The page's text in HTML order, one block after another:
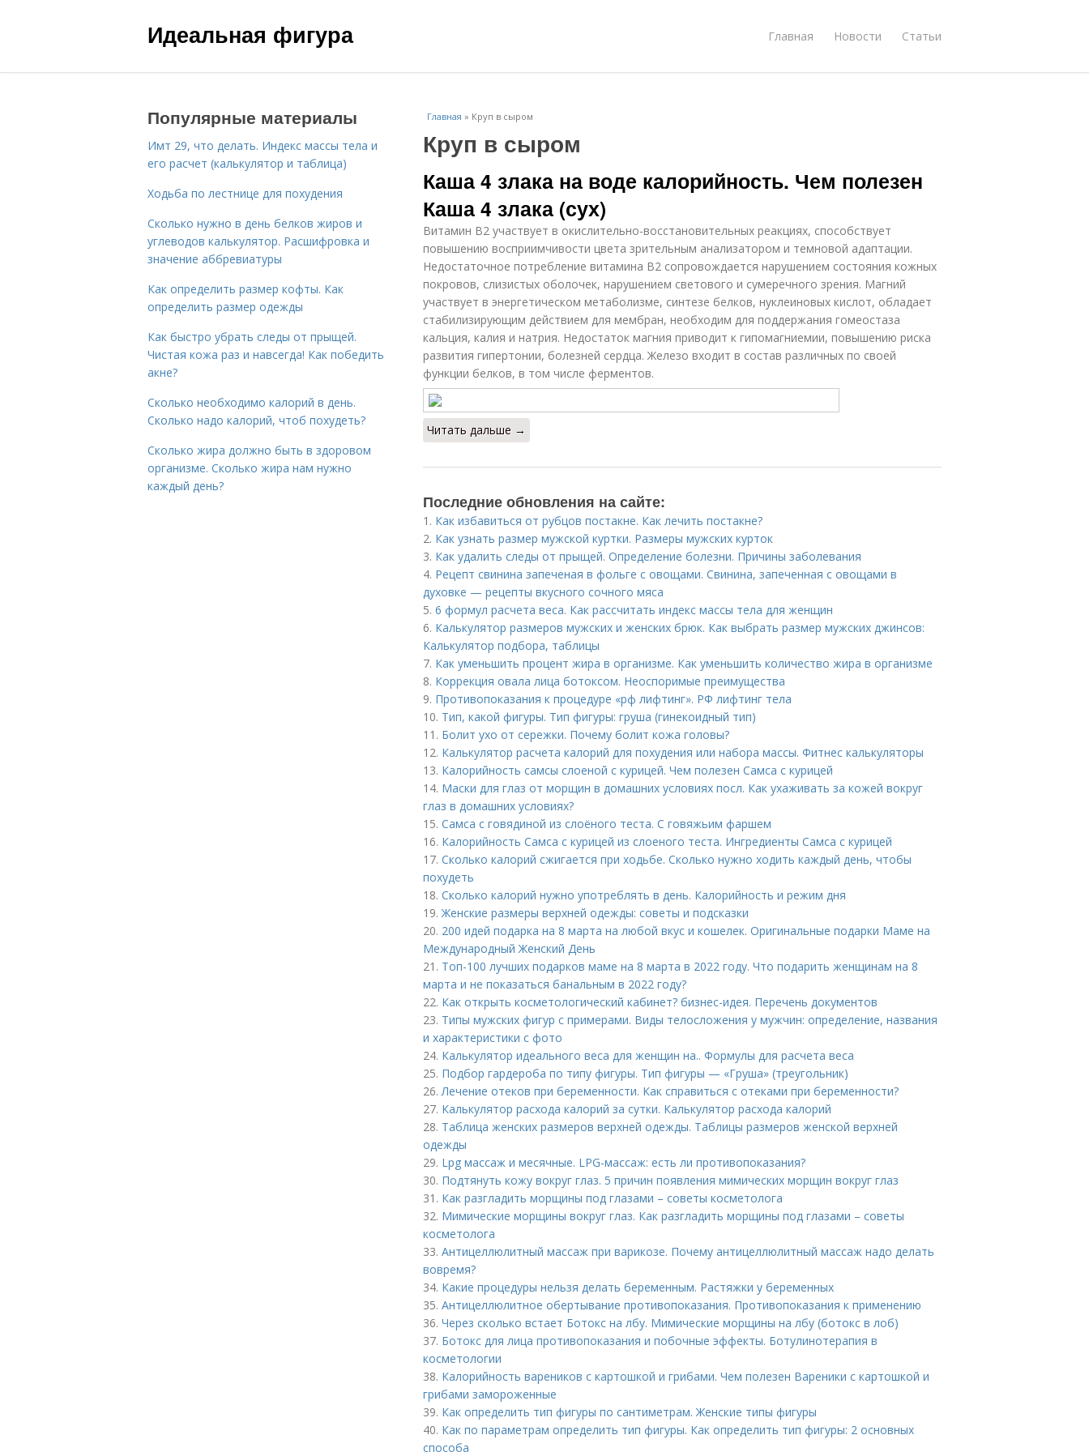
Идеальная фигура Главная Новости Статьи
Главная » Круп в сыром
Круп в сыром
Каша 4 злака на воде калорийность. Чем полезен
Каша 4 злака (сух)
Витамин В2 участвует в окислительно-восстановительных реакциях, способствует
повышению восприимчивости цвета зрительным анализатором и темновой адаптации.
Недостаточное потребление витамина В2 сопровождается нарушением состояния кожных
покровов, слизистых оболочек, нарушением светового и сумеречного зрения. Магний
участвует в энергетическом метаболизме, синтезе белков, нуклеиновых кислот, обладает
стабилизирующим действием для мембран, необходим для поддержания гомеостаза
кальция, калия и натрия. Недостаток магния приводит к гипомагниемии, повышению риска
развития гипертонии, болезней сердца. Железо входит в состав различных по своей
функции белков, в том числе ферментов.
Читать дальше →
Последние обновления на сайте:
1. Как избавиться от рубцов постакне. Как лечить постакне?
2. Как узнать размер мужской куртки. Размеры мужских курток
3. Как удалить следы от прыщей. Определение болезни. Причины заболевания
4. Рецепт свинина запеченая в фольге с овощами. Свинина, запеченная с овощами в
духовке — рецепты вкусного сочного мяса
5. 6 формул расчета веса. Как рассчитать индекс массы тела для женщин
6. Калькулятор размеров мужских и женских брюк. Как выбрать размер мужских джинсов:
Калькулятор подбора, таблицы
7. Как уменьшить процент жира в организме. Как уменьшить количество жира в организме
8. Коррекция овала лица ботоксом. Неоспоримые преимущества
9. Противопоказания к процедуре «рф лифтинг». РФ лифтинг тела
10. Тип, какой фигуры. Тип фигуры: груша (гинекоидный тип)
11. Болит ухо от сережки. Почему болит кожа головы?
12. Калькулятор расчета калорий для похудения или набора массы. Фитнес калькуляторы
13. Калорийность самсы слоеной с курицей. Чем полезен Самса с курицей
14. Маски для глаз от морщин в домашних условиях посл. Как ухаживать за кожей вокруг
глаз в домашних условиях?
15. Самса с говядиной из слоёного теста. С говяжьим фаршем
16. Калорийность Самса с курицей из слоеного теста. Ингредиенты Самса с курицей
17. Сколько калорий сжигается при ходьбе. Сколько нужно ходить каждый день, чтобы
похудеть
18. Сколько калорий нужно употреблять в день. Калорийность и режим дня
19.Женские размеры верхней одежды: советы и подсказки
20. 200 идей подарка на 8 марта на любой вкус и кошелек. Оригинальные подарки Маме на
Международный Женский День
21. Топ-100 лучших подарков маме на 8 марта в 2022 году. Что подарить женщинам на 8
марта и не показаться банальным в 2022 году?
22. Как открыть косметологический кабинет? бизнес-идея. Перечень документов
23. Типы мужских фигур с примерами. Виды телосложения у мужчин: определение, названия
и характеристики с фото
24. Калькулятор идеального веса для женщин на.. Формулы для расчета веса
25. Подбор гардероба по типу фигуры. Тип фигуры — «Груша» (треугольник)
26.Лечение отеков при беременности. Как справиться с отеками при беременности?
27. Калькулятор расхода калорий за сутки. Калькулятор расхода калорий
28. Таблица женских размеров верхней одежды. Таблицы размеров женской верхней
одежды
29. Lpg массаж и месячные. LPG-массаж: есть ли противопоказания?
30. Подтянуть кожу вокруг глаз. 5 причин появления мимических морщин вокруг глаз
31. Как разгладить морщины под глазами – советы косметолога
32. Мимические морщины вокруг глаз. Как разгладить морщины под глазами – советы
косметолога
33. Антицеллюлитный массаж при варикозе. Почему антицеллюлитный массаж надо делать
вовремя?
34. Какие процедуры нельзя делать беременным. Растяжки у беременных
35. Антицеллюлитное обертывание противопоказания. Противопоказания к применению
36. Через сколько встает Ботокс на лбу. Мимические морщины на лбу (ботокс в лоб)
37. Ботокс для лица противопоказания и побочные эффекты. Ботулинотерапия в
косметологии
38. Калорийность вареников с картошкой и грибами. Чем полезен Вареники с картошкой и
грибами замороженные
39. Как определить тип фигуры по сантиметрам. Женские типы фигуры
40. Как по параметрам определить тип фигуры. Как определить тип фигуры: 2 основных
способа
Популярные материалы
Имт 29, что делать. Индекс массы тела и
его расчет (калькулятор и таблица)
Ходьба по лестнице для похудения
Сколько нужно в день белков жиров и
углеводов калькулятор. Расшифровка и
значение аббревиатуры
Как определить размер кофты. Как
определить размер одежды
Как быстро убрать следы от прыщей.
Чистая кожа раз и навсегда! Как победить
акне?
Сколько необходимо калорий в день.
Сколько надо калорий, чтоб похудеть?
Сколько жира должно быть в здоровом
организме. Сколько жира нам нужно
каждый день?